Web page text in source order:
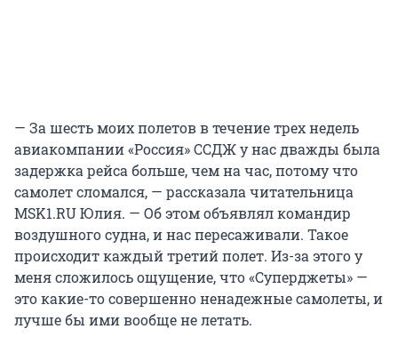
— За шесть моих полетов в течение трех недель
авиакомпании «Россия» ССДЖ у нас дважды была
задержка рейса больше, чем на час, потому что
самолет сломался, — рассказала читательница
MSK1.RU Юлия. — Об этом объявлял командир
воздушного судна, и нас пересаживали. Такое
происходит каждый третий полет. Из-за этого у
меня сложилось ощущение, что «Суперджеты» —
это какие-то совершенно ненадежные самолеты, и
лучше бы ими вообще не летать.